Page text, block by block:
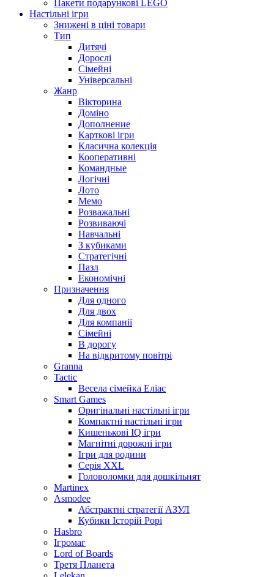
Пакети подарункові LEGO
Настільні ігри
Знижені в ціні товари
Тип
Дитячі
Дорослі
Сімейні
Універсальні
Жанр
Вікторина
Доміно
Дополнение
Карткові ігри
Класична колекція
Кооперативні
Командные
Логічні
Лото
Мемо
Розважальні
Розвиваючі
Навчальні
З кубиками
Стратегічні
Пазл
Економічні
Призначення
Для одного
Для двох
Для компанії
Сімейні
В дорогу
На відкритому повітрі
Granna
Tactic
Весела сімейка Еліас
Smart Games
Оригінальні настільні ігри
Компактні настільні ігри
Кишенькові IQ ігри
Магнітні дорожні ігри
Ігри для родини
Серія XXL
Головоломки для дошкільнят
Martinex
Asmodee
Абстрактні стратегії АЗУЛ
Кубики Історій Рорі
Hasbro
Ігромаг
Lord of Boards
Третя Планета